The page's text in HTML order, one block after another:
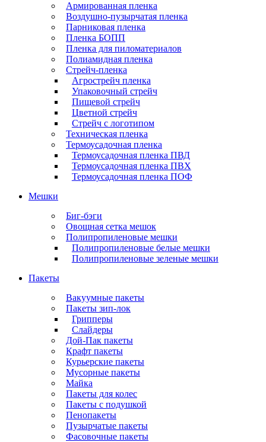
Армированная пленка
Воздушно-пузырчатая пленка
Парниковая пленка
Пленка БОПП
Пленка для пиломатериалов
Полиамидная пленка
Стрейч-пленка
Агрострейч пленка
Упаковочный стрейч
Пищевой стрейч
Цветной стрейч
Стрейч с логотипом
Техническая пленка
Термоусадочная пленка
Термоусадочная пленка ПВД
Термоусадочная пленка ПВХ
Термоусадочная пленка ПОФ
Мешки
Биг-бэги
Овощная сетка мешок
Полипропиленовые мешки
Полипропиленовые белые мешки
Полипропиленовые зеленые мешки
Пакеты
Вакуумные пакеты
Пакеты зип-лок
Грипперы
Слайдеры
Дой-Пак пакеты
Крафт пакеты
Курьерские пакеты
Мусорные пакеты
Майка
Пакеты для колес
Пакеты с подушкой
Пенопакеты
Пузырчатые пакеты
Фасовочные пакеты